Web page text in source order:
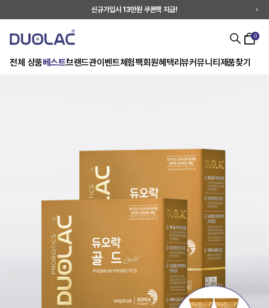
신규가입시 13만원 쿠폰팩 지급!
전체 상품베스트브랜드관이벤트체험팩회원혜택리뷰커뮤니티 제품찾기
0